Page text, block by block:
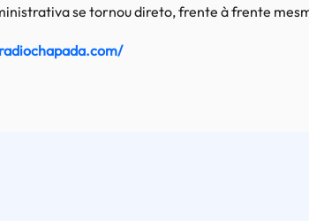
se tornou direto, frente à frente